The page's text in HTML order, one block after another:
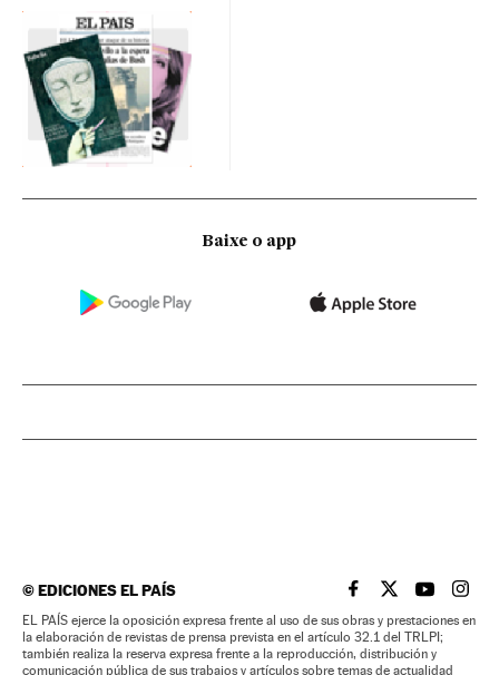
Baixe o app
©EDICIONES EL PAÍS EL PAÍS BRASIL EN
EL PAÍSEL PAÍS
EL
EL PAÍS ejerce la oposición expresa frente al uso de sus obras y prestaciones en
la elaboración de revistas de prensa prevista en el artículo 32.1 del TRLPI;
también realiza la reserva expresa frente a la reproducción, distribución y
comunicación pública de sus trabajos y artículos sobre temas de actualidad